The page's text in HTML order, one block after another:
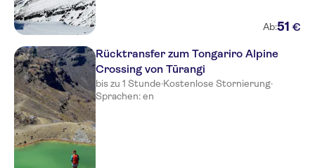
Ab:51 €
Rücktransfer zum Tongariro Alpine
Crossing von Tūrangi
bis zu 1 Stunde·Kostenlose Stornierung·
Sprachen: en